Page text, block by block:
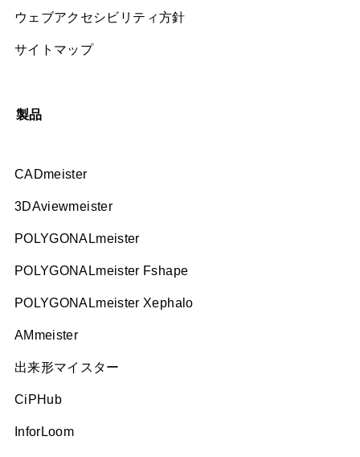
ウェブアクセシビリティ方針
サイトマップ
製品
CADmeister
3DAviewmeister
POLYGONALmeister
POLYGONALmeister Fshape
POLYGONALmeister Xephalo
AMmeister
出来形マイスター
CiPHub
InforLoom